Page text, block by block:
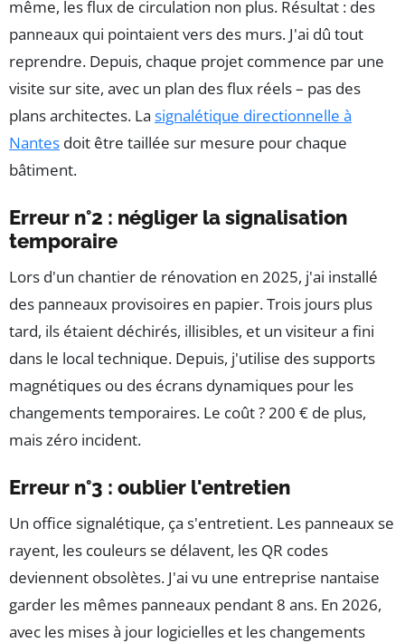
même, les flux de circulation non plus. Résultat : des
panneaux qui pointaient vers des murs. J'ai dû tout
reprendre. Depuis, chaque projet commence par une
visite sur site, avec un plan des flux réels – pas des
plans architectes. La signalétique directionnelle à
Nantes doit être taillée sur mesure pour chaque
bâtiment.
Erreur n°2 : négliger la signalisation
temporaire
Lors d'un chantier de rénovation en 2025, j'ai installé
des panneaux provisoires en papier. Trois jours plus
tard, ils étaient déchirés, illisibles, et un visiteur a fini
dans le local technique. Depuis, j'utilise des supports
magnétiques ou des écrans dynamiques pour les
changements temporaires. Le coût ? 200 € de plus,
mais zéro incident.
Erreur n°3 : oublier l'entretien
Un office signalétique, ça s'entretient. Les panneaux se
rayent, les couleurs se délavent, les QR codes
deviennent obsolètes. J'ai vu une entreprise nantaise
garder les mêmes panneaux pendant 8 ans. En 2026,
avec les mises à jour logicielles et les changements